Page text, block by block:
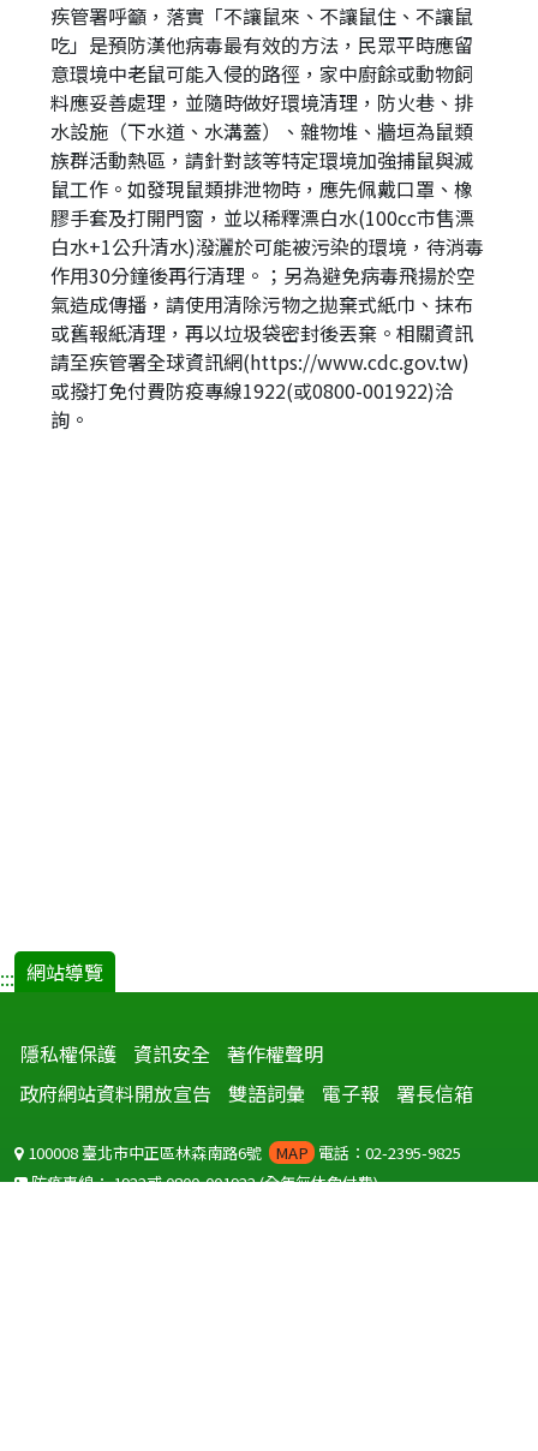
疾管署呼籲，落實「不讓鼠來、不讓鼠住、不讓鼠
吃」是預防漢他病毒最有效的方法，民眾平時應留
意環境中老鼠可能入侵的路徑，家中廚餘或動物飼
料應妥善處理，並隨時做好環境清理，防火巷、排
水設施（下水道、水溝蓋）、雜物堆、牆垣為鼠類
族群活動熱區，請針對該等特定環境加強捕鼠與滅
鼠工作。如發現鼠類排泄物時，應先佩戴口罩、橡
膠手套及打開門窗，並以稀釋漂白水(100cc市售漂
白水+1公升清水)潑灑於可能被污染的環境，待消毒
作用30分鐘後再行清理。；另為避免病毒飛揚於空
氣造成傳播，請使用清除污物之拋棄式紙巾、抹布
或舊報紙清理，再以垃圾袋密封後丟棄。相關資訊
請至疾管署全球資訊網(https://www.cdc.gov.tw)
或撥打免付費防疫專線1922(或0800-001922)洽
詢。
::: 網站導覽
隱私權保護 資訊安全 著作權聲明
政府網站資料開放宣告
雙語詞彙 電子報 署長信箱
100008 臺北市中正區林森南路6號 MAP 電話：02-2395-9825
防疫專線：1922或0800-001922(全年無休免付費)